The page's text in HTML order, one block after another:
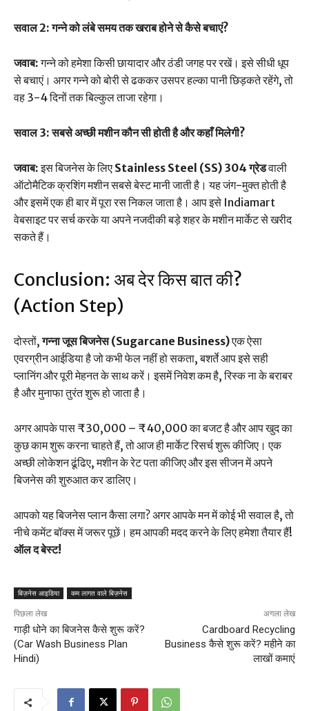
सवाल 2: गन्ने को लंबे समय तक खराब होने से कैसे बचाएं?
जवाब:गन्ने को हमेशा किसी छायादार और ठंडी जगह पर रखें। इसे सीधी धूप
से बचाएं। अगर गन्ने को बोरी से ढककर उसपर हल्का पानी छिड़कते रहेंगे, तो
वह 3-4 दिनों तक बिल्कुल ताजा रहेगा।
सवाल 3: सबसे अच्छी मशीन कौन सी होती है और कहाँ मिलेगी?
जवाब:इस बिजनेस के लिए Stainless Steel (SS) 304 ग्रेडवाली
ऑटोमैटिक क्रशिंग मशीन सबसे बेस्ट मानी जाती है। यह जंग-मुक्त होती है
और इसमें एक ही बार में पूरा रस निकल जाता है। आप इसे Indiamart
वेबसाइट पर सर्च करके या अपने नजदीकी बड़े शहर के मशीन मार्केट से खरीद
सकते हैं।
Conclusion: अब देर किस बात की?
(Action Step)
दोस्तों,गन्ना जूस बिजनेस (Sugarcane Business)एक ऐसा
एवरग्रीन आईडिया है जो कभी फेल नहीं हो सकता, बशर्ते आप इसे सही
प्लानिंग और पूरी मेहनत के साथ करें। इसमें निवेश कम है, रिस्क ना के बराबर
है और मुनाफा तुरंत शुरू हो जाता है।
अगर आपके पास ₹30,000 – ₹40,000 का बजट है और आप खुद का
कुछ काम शुरू करना चाहते हैं, तो आज ही मार्केट रिसर्च शुरू कीजिए। एक
अच्छी लोकेशन ढूंढिए, मशीन के रेट पता कीजिए और इस सीजन में अपने
बिजनेस की शुरुआत कर डालिए।
आपको यह बिजनेस प्लान कैसा लगा? अगर आपके मन में कोई भी सवाल है, तो
नीचे कमेंट बॉक्स में जरूर पूछें। हम आपकी मदद करने के लिए हमेशा तैयार हैं!
ऑल द बेस्ट!
बिज़नेस आइडिया कम लागत वाले बिज़नेस
पिछला लेख
गाड़ी धोने का बिजनेस कैसे शुरू करें?
(Car Wash Business Plan
Hindi)
अगला लेख
Cardboard Recycling
Business कैसे शुरू करें? महीने का
लाखों कमाएं